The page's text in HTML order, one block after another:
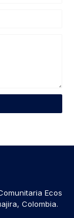
Ecos
Colombia.